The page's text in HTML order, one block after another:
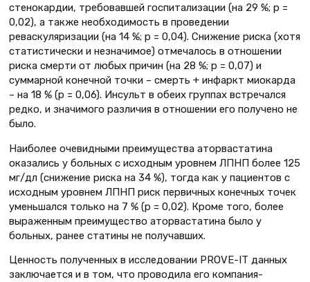
стенокардии, требовавшей госпитализации (на 29 %; р =
0,02), а также необходимость в проведении
реваскуляризации (на 14 %; р = 0,04). Снижение риска (хотя
статистически и незначимое) отмечалось в отношении
риска смерти от любых причин (на 28 %; р = 0,07) и
суммарной конечной точки – смерть + инфаркт миокарда
– на 18 % (р = 0,06). Инсульт в обеих группах встречался
редко, и значимого различия в отношении его получено не
было.
Наиболее очевидными преимущества аторвастатина
оказались у больных с исходным уровнем ЛПНП более 125
мг/дл (снижение риска на 34 %), тогда как у пациентов с
исходным уровнем ЛПНП риск первичных конечных точек
уменьшался только на 7 % (р = 0,02). Кроме того, более
выраженным преимущество аторвастатина было у
больных, ранее статины не получавших.
Ценность полученных в исследовании PROVE-IT данных
заключается и в том, что проводила его компания-